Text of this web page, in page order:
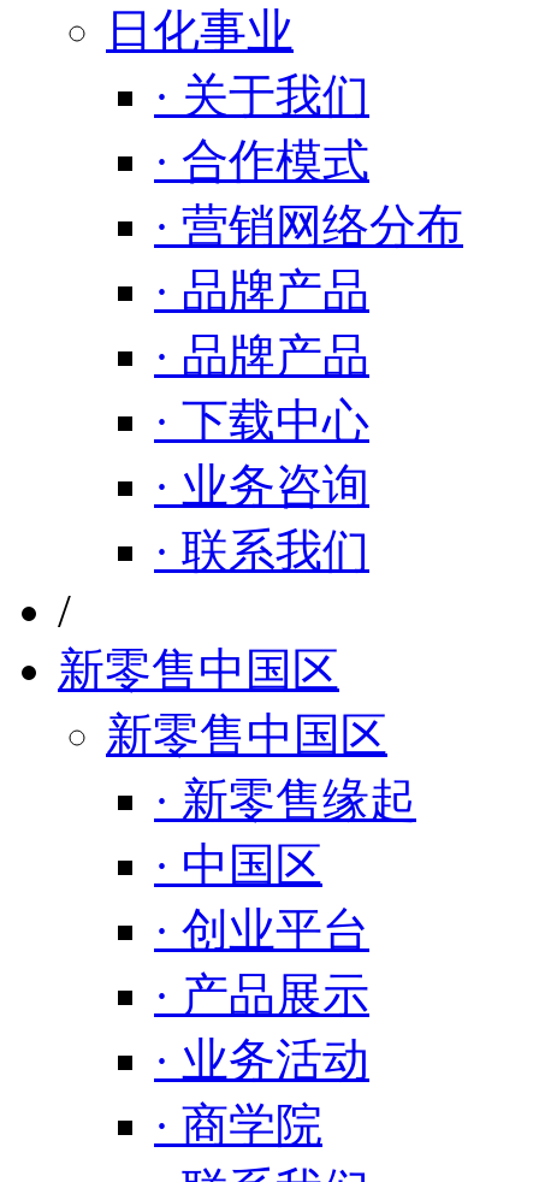
日化事业
· 关于我们
· 合作模式
· 营销网络分布
· 品牌产品
· 品牌产品
· 下载中心
· 业务咨询
· 联系我们
/
新零售中国区
新零售中国区
· 新零售缘起
· 中国区
· 创业平台
· 产品展示
· 业务活动
· 商学院